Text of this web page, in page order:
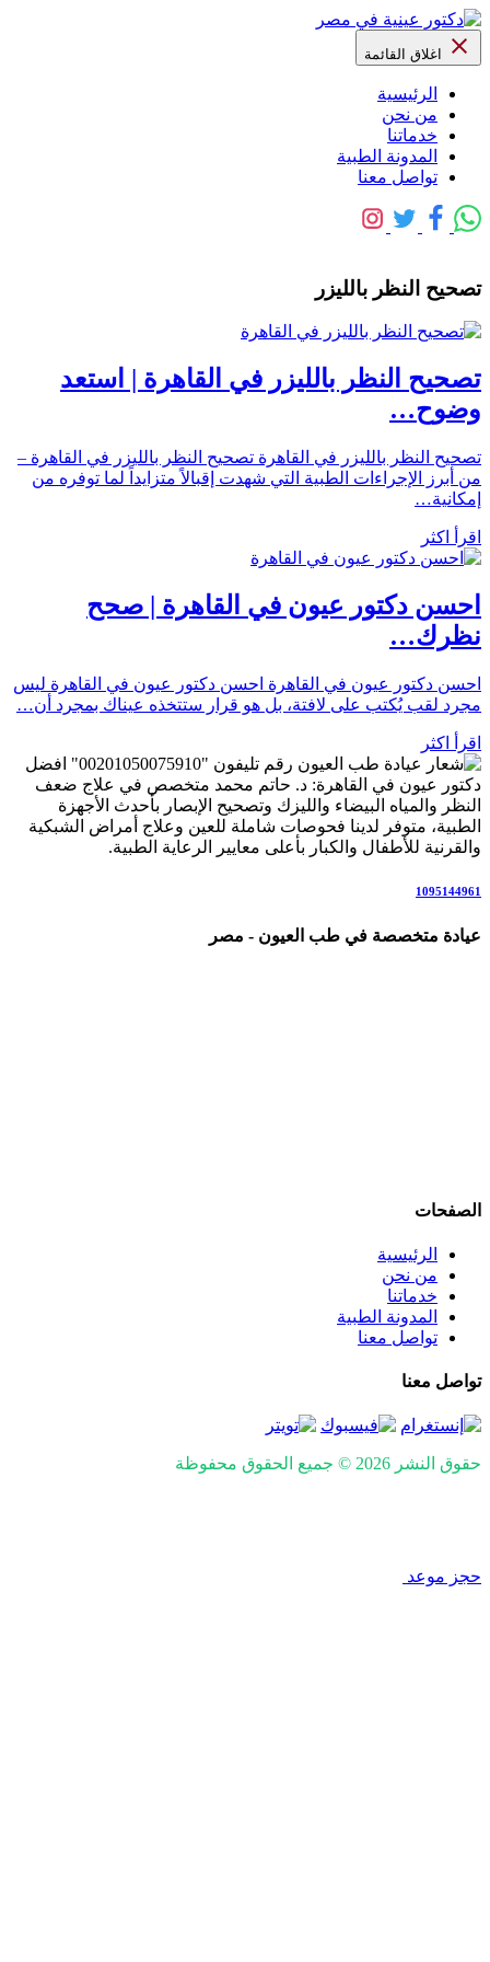
اغلاق القائمة
الرئيسية
من نحن
خدماتنا
المدونة الطبية
تواصل معنا
تصحيح النظر بالليزر
تصحيح النظر بالليزر في القاهرة | استعد
وضوح…
تصحيح النظر بالليزر في القاهرة تصحيح النظر بالليزر في القاهرة –
من أبرز الإجراءات الطبية التي شهدت إقبالاً متزايداً لما توفره من
إمكانية…
اقرأ اكثر
احسن دكتور عيون في القاهرة | صحح
نظرك…
احسن دكتور عيون في القاهرة احسن دكتور عيون في القاهرة ليس
مجرد لقب يُكتب على لافتة، بل هو قرار ستتخذه عيناك بمجرد أن…
اقرأ اكثر
رقم تليفون "00201050075910" افضل
دكتور عيون في القاهرة: د. حاتم محمد متخصص في علاج ضعف
النظر والمياه البيضاء والليزك وتصحيح الإبصار بأحدث الأجهزة
الطبية، متوفر لدينا فحوصات شاملة للعين وعلاج أمراض الشبكية
والقرنية للأطفال والكبار بأعلى معايير الرعاية الطبية.
1095144961
عيادة متخصصة في طب العيون - مصر
الصفحات
الرئيسية
من نحن
خدماتنا
المدونة الطبية
تواصل معنا
تواصل معنا
حقوق النشر 2026 © جميع الحقوق محفوظة
حجز موعد